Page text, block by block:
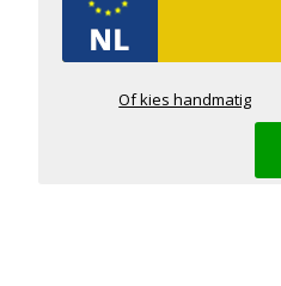
Of kies handmatig